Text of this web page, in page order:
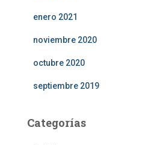
enero 2021
noviembre 2020
octubre 2020
septiembre 2019
Categorías